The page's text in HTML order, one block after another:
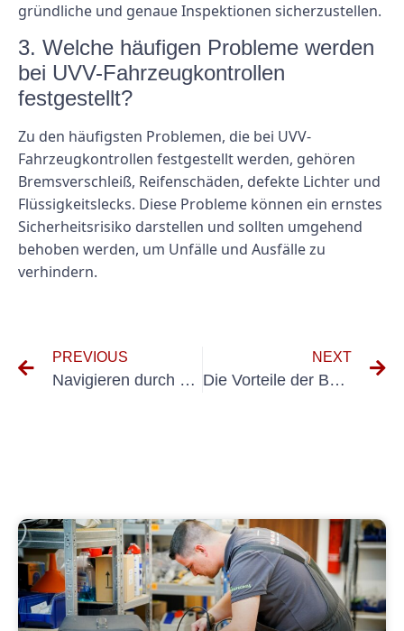
gründliche und genaue Inspektionen sicherzustellen.
3. Welche häufigen Probleme werden
bei UVV-Fahrzeugkontrollen
festgestellt?
Zu den häufigsten Problemen, die bei UVV-
Fahrzeugkontrollen festgestellt werden, gehören
Bremsverschleiß, Reifenschäden, defekte Lichter und
Flüssigkeitslecks. Diese Probleme können ein ernstes
Sicherheitsrisiko darstellen und sollten umgehend
behoben werden, um Unfälle und Ausfälle zu
verhindern.
PREVIOUS
Navigieren durch die Komplexität der BGV A3-Compliance am Arbeitsplatz
NEXT
Die Vorteile der Befolgung der BGV A3 DGUV Vorschrift 3 Richtlinien